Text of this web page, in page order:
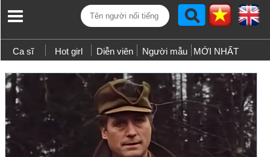
Ca sĩ Hot girl Diễn viên Người mẫu MỚI NHẤT